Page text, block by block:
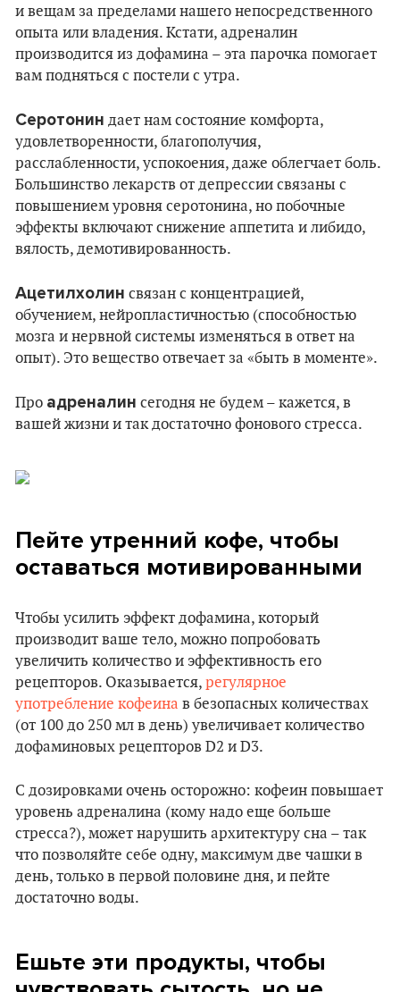
и вещам за пределами нашего непосредственного
опыта или владения. Кстати, адреналин
производится из дофамина – эта парочка помогает
вам подняться с постели с утра.
Серотонин дает нам состояние комфорта,
удовлетворенности, благополучия,
расслабленности, успокоения, даже облегчает боль.
Большинство лекарств от депрессии связаны с
повышением уровня серотонина, но побочные
эффекты включают снижение аппетита и либидо,
вялость, демотивированность.
Ацетилхолин связан с концентрацией,
обучением, нейропластичностью (способностью
мозга и нервной системы изменяться в ответ на
опыт). Это вещество отвечает за «быть ​​в моменте».
Про адреналин сегодня не будем – кажется, в
вашей жизни и так достаточно фонового стресса.
Пейте утренний кофе, чтобы
оставаться мотивированными
Чтобы усилить эффект дофамина, который
производит ваше тело, можно попробовать
увеличить количество и эффективность его
рецепторов. Оказывается, регулярное
употребление кофеина в безопасных количествах
(от 100 до 250 мл в день) увеличивает количество
дофаминовых рецепторов D2 и D3.
С дозировками очень осторожно: кофеин повышает
уровень адреналина (кому надо еще больше
стресса?), может нарушить архитектуру сна – так
что позволяйте себе одну, максимум две чашки в
день, только в первой половине дня, и пейте
достаточно воды.
Ешьте эти продукты, чтобы